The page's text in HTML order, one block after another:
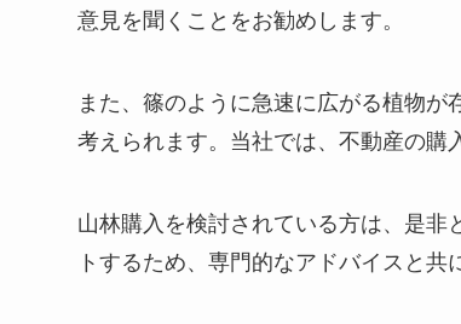
意見を聞くことをお勧めします。
また、篠のように急速に広がる植物
考えられます。当社では、不動産の購
山林購入を検討されている方は、是
トするため、専門的なアドバイスと共